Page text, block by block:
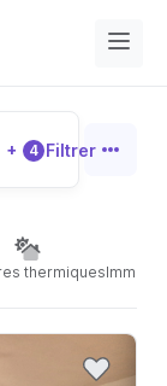
+ 4 Filtrer
thermiques